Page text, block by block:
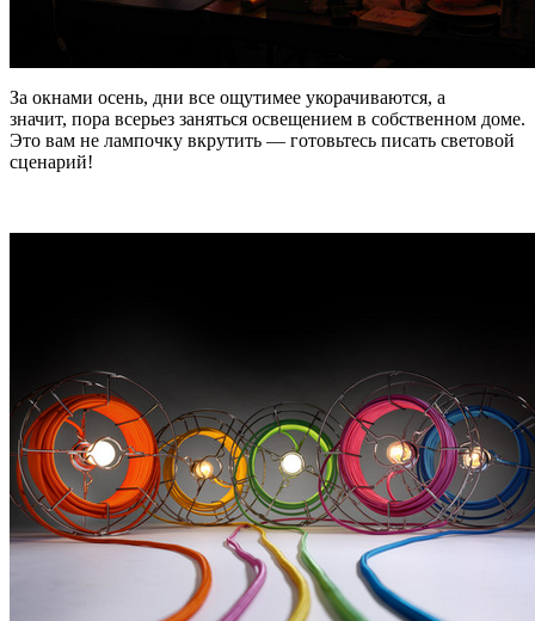
За окнами осень, дни все ощутимее укорачиваются, а
значит, пора всерьез заняться освещением в собственном доме.
Это вам не лампочку вкрутить — готовьтесь писать световой
сценарий!